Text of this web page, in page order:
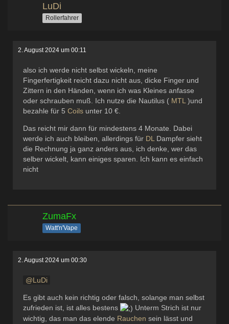
LuDi
Rollerfahrer
2. August 2024 um 00:11
also ich werde nicht selbst wickeln, meine
Fingerfertigkeit reicht dazu nicht aus, dicke Finger und
Zittern in den Händen, wenn ich was Kleines anfasse
oder schrauben muß. Ich nutze die Nautilus ( MTL )und
bezahle für 5 Coils unter 10 €.
Das reicht mir dann für mindestens 4 Monate. Dabei
werde ich auch bleiben, allerdings für DL Dampfer sieht
die Rechnung ja ganz anders aus, ich denke, wer das
selber wickelt, kann einiges sparen. Ich kann es einfach
nicht
ZumaFx
Watt'n'Vape
2. August 2024 um 00:30
LuDi
Es gibt auch kein richtig oder falsch, solange man selbst
zufrieden ist, ist alles bestens
Unterm Strich ist nur
wichtig, das man das elende Rauchen sein lässt und